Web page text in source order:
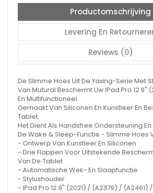
Productomschrijving
Levering En
Reviews (0)
De Slimme Hoes Uit De Yaxing-Serie Met
Van Mutural Beschermt Uw IPad Pro 12.9"
En Multifunctioneel.
Gemaakt Van Siliconen En Kunstleer En
Tablet.
Het Dient Als Handsfree Ondersteuning
De Wake & Sleep-Functie.- Slimme Hoes
- Ontwerp Van Kunstleer En Siliconen
- Drie Flappen Voor Uitstekende
Van De Tablet
- Automatische Wek- En Slaapfunctie
- Stylushouder
- IPad Pro 12.9" (2021) / (A2379) / (A2461)